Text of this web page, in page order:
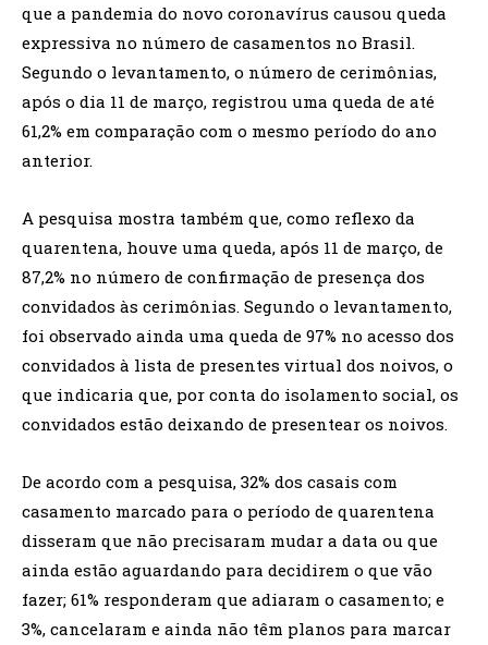
que a pandemia do novo coronavírus causou queda
expressiva no número de casamentos no Brasil.
Segundo o levantamento, o número de cerimônias,
após o dia 11 de março, registrou uma queda de até
61,2% em comparação com o mesmo período do ano
anterior.
A pesquisa mostra também que, como reflexo da
quarentena, houve uma queda, após 11 de março, de
87,2% no número de confirmação de presença dos
convidados às cerimônias. Segundo o levantamento,
foi observado ainda uma queda de 97% no acesso dos
convidados à lista de presentes virtual dos noivos, o
que indicaria que, por conta do isolamento social, os
convidados estão deixando de presentear os noivos.
De acordo com a pesquisa, 32% dos casais com
casamento marcado para o período de quarentena
disseram que não precisaram mudar a data ou que
ainda estão aguardando para decidirem o que vão
fazer; 61% responderam que adiaram o casamento; e
3%, cancelaram e ainda não têm planos para marcar